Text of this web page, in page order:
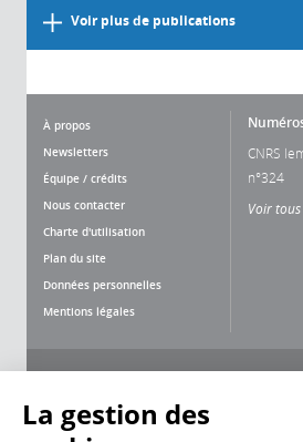
Voir plus de publications
À propos
Newsletters
Équipe / crédits
Nous contacter
Charte d'utilisation
Plan du site
Données personnelles
Mentions légales
CNRS
n°324
Voir
La gestion des